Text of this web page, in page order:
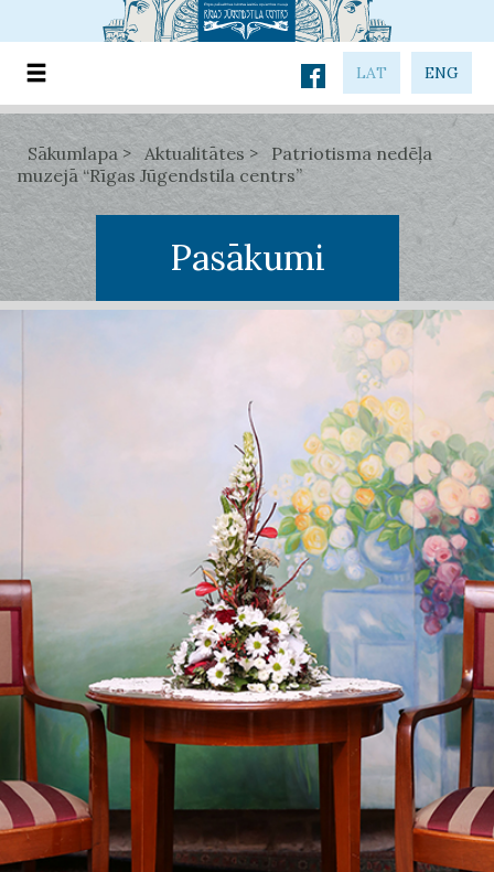
LAT ENG
Sākumlapa Aktualitātes
Patriotisma nedēļa
muzejā “Rīgas Jūgendstila centrs”
Pasākumi